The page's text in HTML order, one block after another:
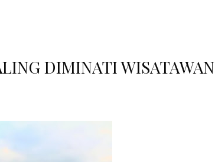
DIMINATI WISATAWAN